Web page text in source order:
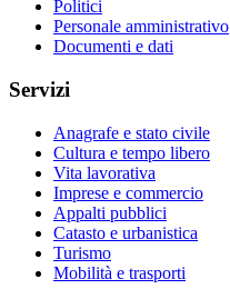
Politici
Personale amministrativo
Documenti e dati
Servizi
Anagrafe e stato civile
Cultura e tempo libero
Vita lavorativa
Imprese e commercio
Appalti pubblici
Catasto e urbanistica
Turismo
Mobilità e trasporti